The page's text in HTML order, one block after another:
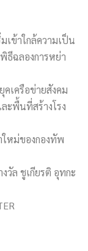
ข้าใกล้ความเป็น
ธีฉลองการหย่า
คเครือข่ายสังคม
ะพื้นที่สร้างโรง
ใหม่ของกองทัพ
วัล ชูเกียรติ อุทกะ